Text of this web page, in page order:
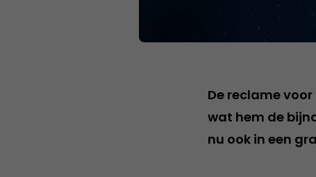
De reclame
wat hem de
nu ook in een